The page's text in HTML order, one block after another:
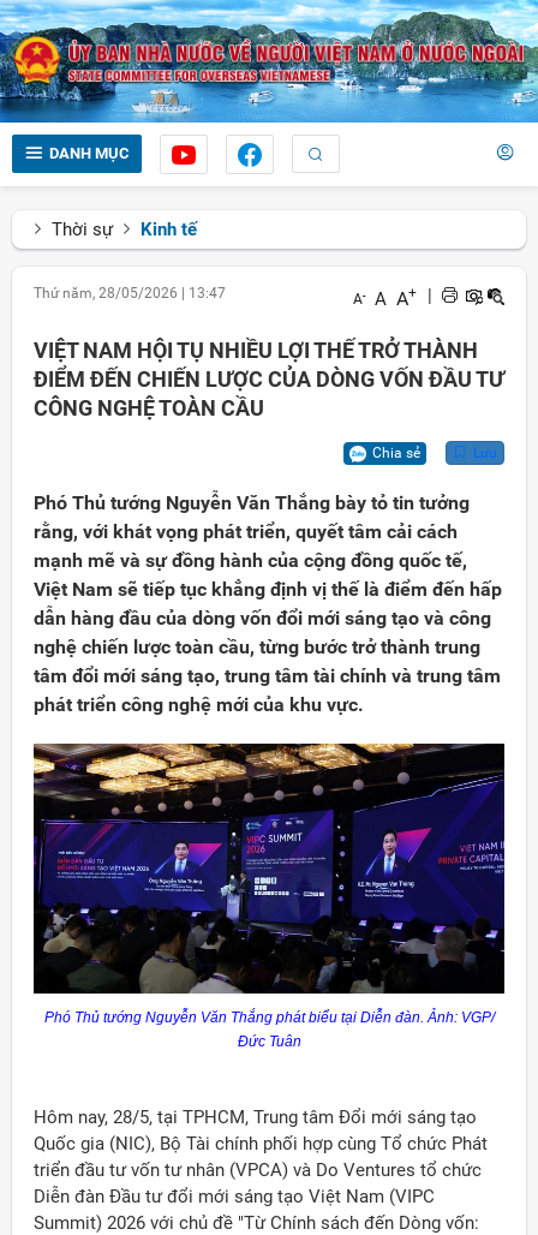
DANH MỤC
Thời sự Kinh tế
Thứ năm, 28/05/2026 13:47 A- A A+ |
VIỆT NAM HỘI TỤ NHIỀU LỢI THẾ TRỞ THÀNH
ĐIỂM ĐẾN CHIẾN LƯỢC CỦA DÒNG VỐN ĐẦU TƯ
CÔNG NGHỆ TOÀN CẦU
Chia sẻ Lưu
Phó Thủ tướng Nguyễn Văn Thắng bày tỏ tin tưởng
rằng, với khát vọng phát triển, quyết tâm cải cách
mạnh mẽ và sự đồng hành của cộng đồng quốc tế,
Việt Nam sẽ tiếp tục khẳng định vị thế là điểm đến hấp
dẫn hàng đầu của dòng vốn đổi mới sáng tạo và công
nghệ chiến lược toàn cầu, từng bước trở thành trung
tâm đổi mới sáng tạo, trung tâm tài chính và trung tâm
phát triển công nghệ mới của khu vực.
Phó Thủ tướng Nguyễn Văn Thắng phát biểu tại Diễn đàn. Ảnh: VGP/
Đức Tuân
Hôm nay, 28/5, tại TPHCM, Trung tâm Đổi mới sáng tạo
Quốc gia (NIC), Bộ Tài chính phối hợp cùng Tổ chức Phát
triển đầu tư vốn tư nhân (VPCA) và Do Ventures tổ chức
Diễn đàn Đầu tư đổi mới sáng tạo Việt Nam (VIPC
Summit) 2026 với chủ đề "Từ Chính sách đến Dòng vốn: